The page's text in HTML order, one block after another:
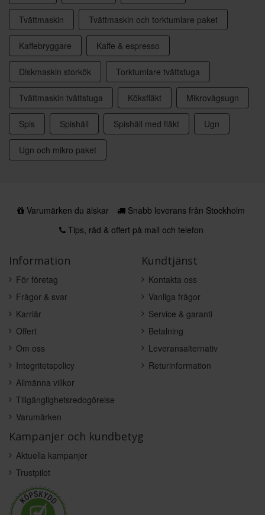
Tvättmaskin Tvättmaskin och torktumlare paket
Kaffebryggare Kaffe & espresso
Diskmaskin storkök Torktumlare tvättstuga
Tvättmaskin tvättstuga Köksfläkt Mikrovågsugn
Spis Spishäll Spishäll med fläkt Ugn
Ugn och mikro paket
Varumärken du älskar
Snabb leverans från Stockholm
Tips, råd & offert på mail och telefon
Information
För företag
Frågor & svar
Karriär
Offert
Om oss
Integritetspolicy
Allmänna villkor
Tillgänglighetsredogörelse
Varumärken
Kundtjänst
Kontakta oss
Vanliga frågor
Service & garanti
Betalning
Leveransalternativ
Returinformation
Kampanjer och kundbetyg
Aktuella kampanjer
Trustpilot